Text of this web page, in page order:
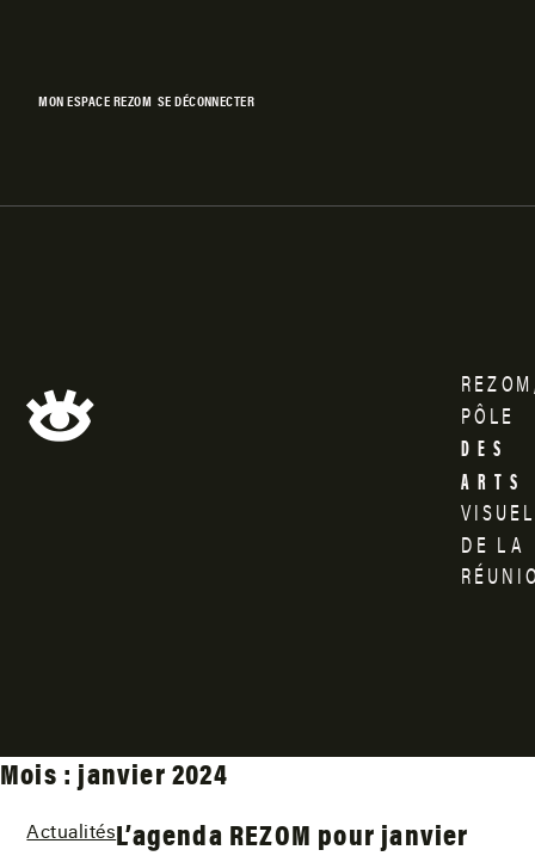
MON ESPACE REZOM SE DÉCONNECTER
Rezom
PÔLE
DES
ARTS
DE LA
Mois : janvier 2024
ActualitésL’agenda REZOM pour janvier